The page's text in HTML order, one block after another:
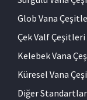
Glob Vana
Çek Valf Çeşitleri
Kelebek Vana
Küresel Vana
Diğer Standartlar